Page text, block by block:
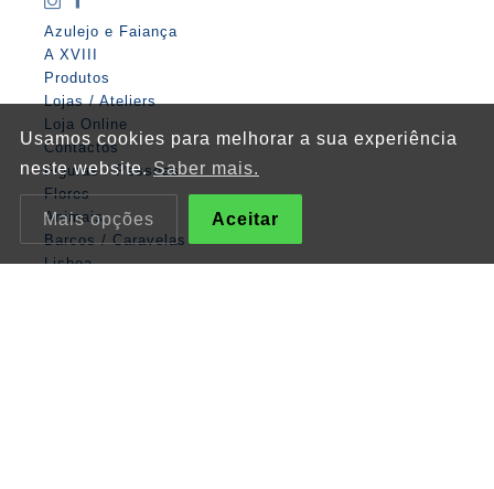
Azulejo e Faiança
A XVIII
Produtos
Lojas / Ateliers
Loja Online
Contactos
Figuras / Pessoas
Flores
Animais
Barcos / Caravelas
Lisboa
Usamos cookies para melhorar a sua experiência
neste website.Saber mais.
Mais opções Aceitar